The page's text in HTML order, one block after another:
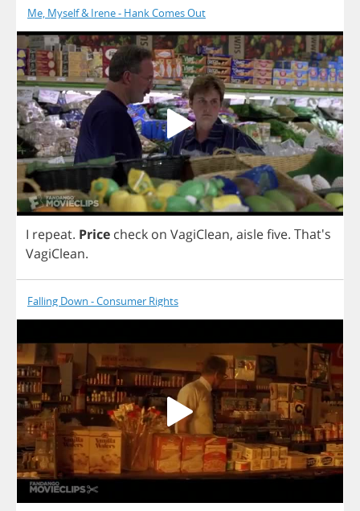
Me, Myself & Irene - Hank Comes Out
I repeat. Price check on VagiClean, aislefive. That's
VagiClean.
Falling Down - Consumer Rights